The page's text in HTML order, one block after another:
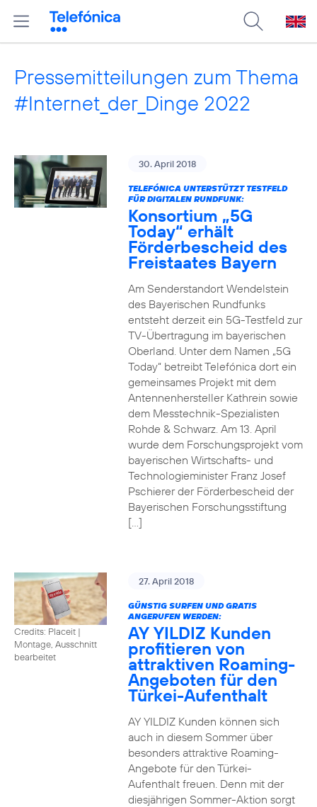
Pressemitteilungen zum Thema
#Internet_der_Dinge 2022
30. April 2018
TELEFÓNICA UNTERSTÜTZT TESTFELD
FÜR DIGITALEN RUNDFUNK:
Konsortium „5G
Today“ erhält
Förderbescheid des
Freistaates Bayern
Am Senderstandort Wendelstein
des Bayerischen Rundfunks
entsteht derzeit ein 5G-Testfeld zur
TV-Übertragung im bayerischen
Oberland. Unter dem Namen „5G
Today“ betreibt Telefónica dort ein
gemeinsames Projekt mit dem
Antennenhersteller Kathrein sowie
dem Messtechnik-Spezialisten
Rohde & Schwarz. Am 13. April
wurde dem Forschungsprojekt vom
bayerischen Wirtschafts- und
Technologieminister Franz Josef
Pschierer der Förderbescheid der
Bayerischen Forschungsstiftung
[…]
Credits: Placeit |
Montage, Ausschnitt
bearbeitet
27. April 2018
GÜNSTIG SURFEN UND GRATIS
ANGERUFEN WERDEN:
AY YILDIZ Kunden
profitieren von
attraktiven Roaming-
Angeboten für den
Türkei-Aufenthalt
AY YILDIZ Kunden können sich
auch in diesem Sommer über
besonders attraktive Roaming-
Angebote für den Türkei-
Aufenthalt freuen. Denn mit der
diesjährigen Sommer-Aktion sorgt